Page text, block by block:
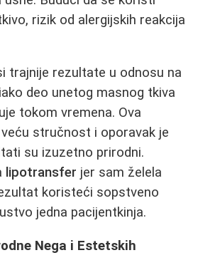
rizik od alergijskih reakcija
trajnije rezultate u odnosu na
deo unetog masnog tkiva
tokom vremena. Ova
stručnost i oporavak je
su izuzetno prirodni.
lipotransfer jer sam želela
koristeći sopstveno
jedna pacijentkinja.
Nega i Estetskih